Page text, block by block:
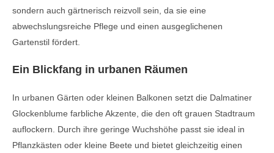
sondern auch gärtnerisch reizvoll sein, da sie eine
abwechslungsreiche Pflege und einen ausgeglichenen
Gartenstil fördert.
Ein Blickfang in urbanen Räumen
In urbanen Gärten oder kleinen Balkonen setzt die Dalmatiner
Glockenblume farbliche Akzente, die den oft grauen Stadtraum
auflockern. Durch ihre geringe Wuchshöhe passt sie ideal in
Pflanzkästen oder kleine Beete und bietet gleichzeitig einen